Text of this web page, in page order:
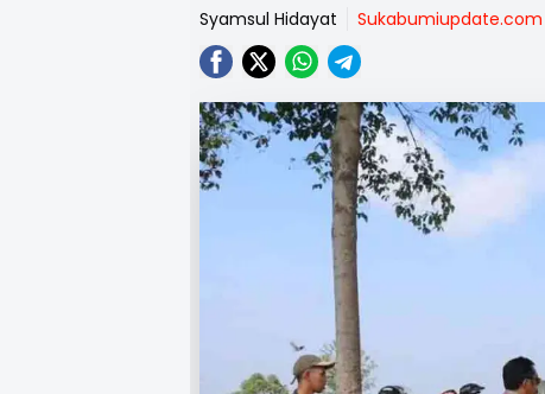
Syamsul Hidayat Sukabumiupdate.com